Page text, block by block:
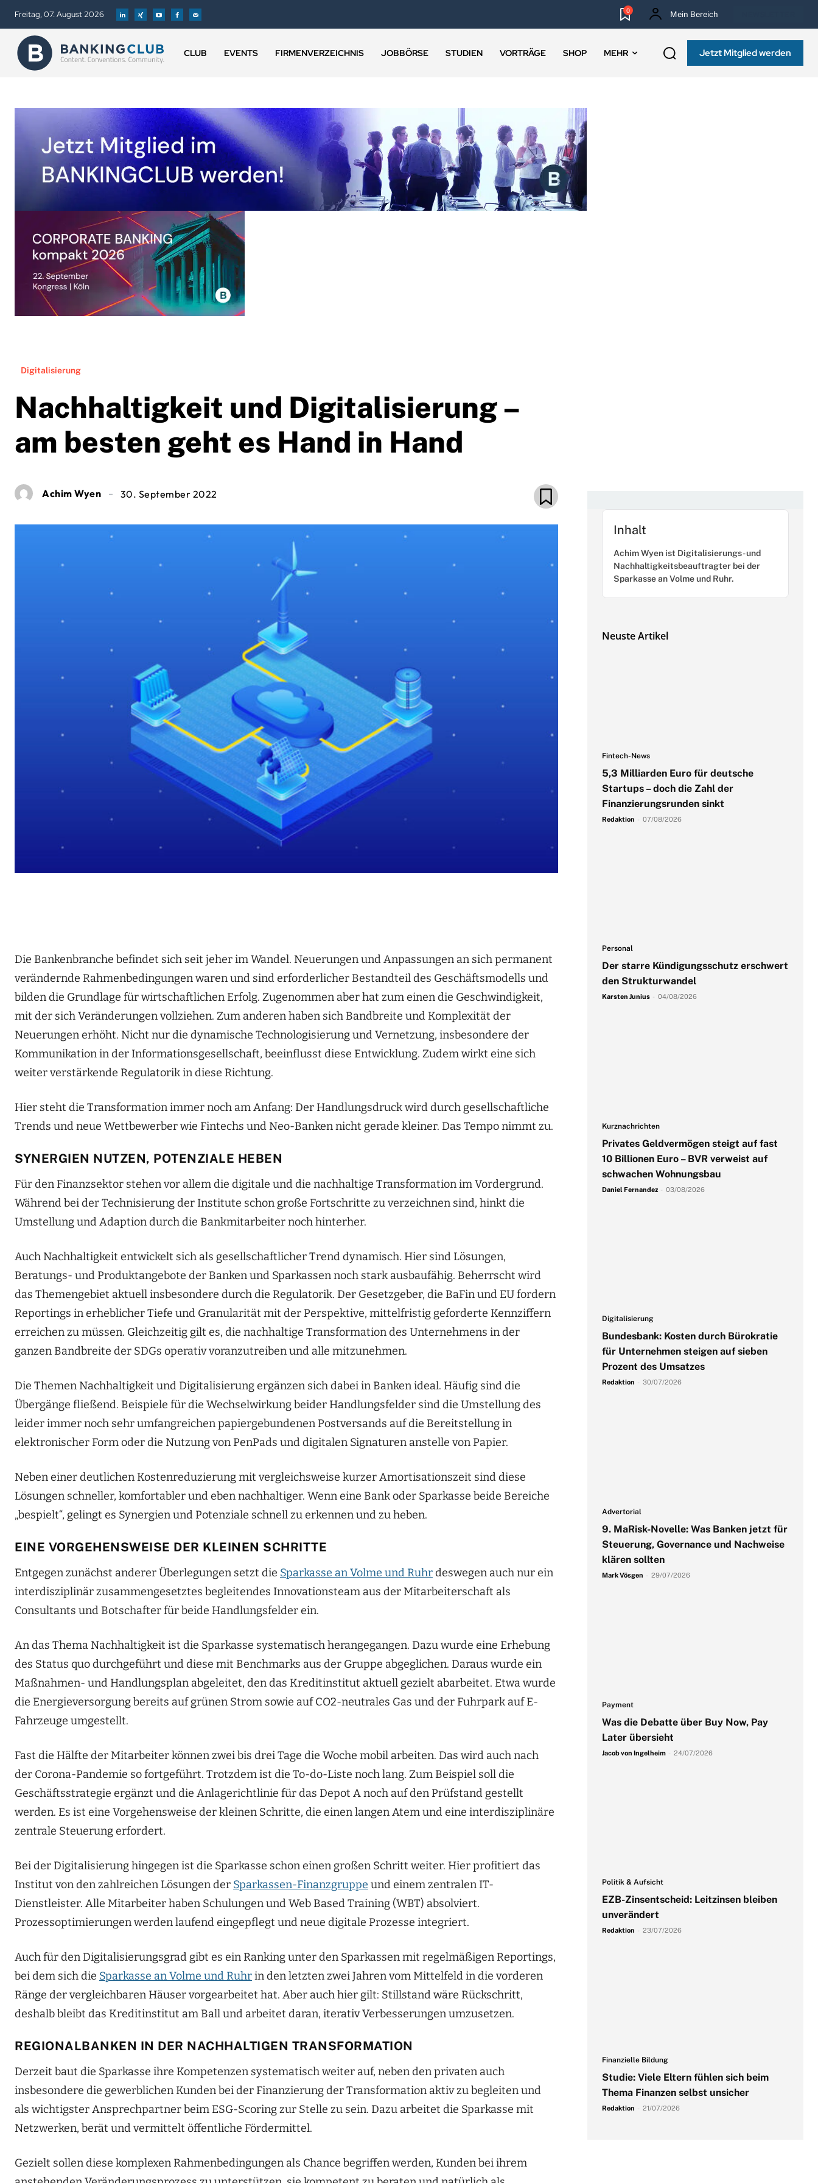
Freitag, 07. August 2026 0 Mein Bereich
CLUB EVENTS FIRMENVERZEICHNIS JOBBÖRSE STUDIEN VORTRÄGE SHOP MEHR Jetzt Mitglied werden
Digitalisierung
Nachhaltigkeit und Digitalisierung –
am besten geht es Hand in Hand
Achim Wyen 30. September 2022
Die Bankenbranche befindet sich seit jeher im Wandel. Neuerungen und Anpassungen an sich permanent
verändernde Rahmenbedingungen waren und sind erforderlicher Bestandteil des Geschäftsmodells und
bilden die Grundlage für wirtschaftlichen Erfolg. Zugenommen aber hat zum einen die Geschwindigkeit,
mit der sich Veränderungen vollziehen. Zum anderen haben sich Bandbreite und Komplexität der
Neuerungen erhöht. Nicht nur die dynamische Technologisierung und Vernetzung, insbesondere der
Kommunikation in der Informationsgesellschaft, beeinflusst diese Entwicklung. Zudem wirkt eine sich
weiter verstärkende Regulatorik in diese Richtung.
Hier steht die Transformation immer noch am Anfang: Der Handlungsdruck wird durch gesellschaftliche
Trends und neue Wettbewerber wie Fintechs und Neo-Banken nicht gerade kleiner. Das Tempo nimmt zu.
SYNERGIEN NUTZEN, POTENZIALE HEBEN
Für den Finanzsektor stehen vor allem die digitale und die nachhaltige Transformation im Vordergrund.
Während bei der Technisierung der Institute schon große Fortschritte zu verzeichnen sind, hinkt die
Umstellung und Adaption durch die Bankmitarbeiter noch hinterher.
Auch Nachhaltigkeit entwickelt sich als gesellschaftlicher Trend dynamisch. Hier sind Lösungen,
Beratungs- und Produktangebote der Banken und Sparkassen noch stark ausbaufähig. Beherrscht wird
das Themengebiet aktuell insbesondere durch die Regulatorik. Der Gesetzgeber, die BaFin und EU fordern
Reportings in erheblicher Tiefe und Granularität mit der Perspektive, mittelfristig geforderte Kennziffern
erreichen zu müssen. Gleichzeitig gilt es, die nachhaltige Transformation des Unternehmens in der
ganzen Bandbreite der SDGs operativ voranzutreiben und alle mitzunehmen.
Die Themen Nachhaltigkeit und Digitalisierung ergänzen sich dabei in Banken ideal. Häufig sind die
Übergänge fließend. Beispiele für die Wechselwirkung beider Handlungsfelder sind die Umstellung des
leider immer noch sehr umfangreichen papiergebundenen Postversands auf die Bereitstellung in
elektronischer Form oder die Nutzung von PenPads und digitalen Signaturen anstelle von Papier.
Neben einer deutlichen Kostenreduzierung mit vergleichsweise kurzer Amortisationszeit sind diese
Lösungen schneller, komfortabler und eben nachhaltiger. Wenn eine Bank oder Sparkasse beide Bereiche
„bespielt“, gelingt es Synergien und Potenziale schnell zu erkennen und zu heben.
EINE VORGEHENSWEISE DER KLEINEN SCHRITTE
Entgegen zunächst anderer Überlegungen setzt die Sparkasse an Volme und Ruhrdeswegen auch nur ein
interdisziplinär zusammengesetztes begleitendes Innovationsteam aus der Mitarbeiterschaft als
Consultants und Botschafter für beide Handlungsfelder ein.
An das Thema Nachhaltigkeit ist die Sparkasse systematisch herangegangen. Dazu wurde eine Erhebung
des Status quo durchgeführt und diese mit Benchmarks aus der Gruppe abgeglichen. Daraus wurde ein
Maßnahmen- und Handlungsplan abgeleitet, den das Kreditinstitut aktuell gezielt abarbeitet. Etwa wurde
die Energieversorgung bereits auf grünen Strom sowie auf CO2-neutrales Gas und der Fuhrpark auf E-
Fahrzeuge umgestellt.
Fast die Hälfte der Mitarbeiter können zwei bis drei Tage die Woche mobil arbeiten. Das wird auch nach
der Corona-Pandemie so fortgeführt. Trotzdem ist die To-do-Liste noch lang. Zum Beispiel soll die
Geschäftsstrategie ergänzt und die Anlagerichtlinie für das Depot A noch auf den Prüfstand gestellt
werden. Es ist eine Vorgehensweise der kleinen Schritte, die einen langen Atem und eine interdisziplinäre
zentrale Steuerung erfordert.
Bei der Digitalisierung hingegen ist die Sparkasse schon einen großen Schritt weiter. Hier profitiert das
Institut von den zahlreichen Lösungen der Sparkassen-Finanzgruppe und einem zentralen IT-
Dienstleister. Alle Mitarbeiter haben Schulungen und Web Based Training (WBT) absolviert.
Prozessoptimierungen werden laufend eingepflegt und neue digitale Prozesse integriert.
Auch für den Digitalisierungsgrad gibt es ein Ranking unter den Sparkassen mit regelmäßigen Reportings,
bei dem sich die Sparkasse an Volme und Ruhrin den letzten zwei Jahren vom Mittelfeld in die vorderen
Ränge der vergleichbaren Häuser vorgearbeitet hat. Aber auch hier gilt: Stillstand wäre Rückschritt,
deshalb bleibt das Kreditinstitut am Ball und arbeitet daran, iterativ Verbesserungen umzusetzen.
REGIONALBANKEN IN DER NACHHALTIGEN TRANSFORMATION
Derzeit baut die Sparkasse ihre Kompetenzen systematisch weiter auf, neben den privaten auch
insbesondere die gewerblichen Kunden bei der Finanzierung der Transformation aktiv zu begleiten und
als wichtigster Ansprechpartner beim ESG-Scoring zur Stelle zu sein. Dazu arbeitet die Sparkasse mit
Netzwerken, berät und vermittelt öffentliche Fördermittel.
Gezielt sollen diese komplexen Rahmenbedingungen als Chance begriffen werden, Kunden bei ihrem
Inhalt
Achim Wyen ist Digitalisierungs- und
Nachhaltigkeitsbeauftragter bei der
Sparkasse an Volme und Ruhr.
Neuste Artikel
Fintech-News
5,3 Milliarden Euro für deutsche
Startups – doch die Zahl der
Finanzierungsrunden sinkt
Redaktion 07/08/2026
Personal
Der starre Kündigungsschutz erschwert
den Strukturwandel
Karsten Junius 04/08/2026
Kurznachrichten
Privates Geldvermögen steigt auf fast
10 Billionen Euro – BVR verweist auf
schwachen Wohnungsbau
Daniel Fernandez 03/08/2026
Digitalisierung
Bundesbank: Kosten durch Bürokratie
für Unternehmen steigen auf sieben
Prozent des Umsatzes
Redaktion 30/07/2026
Advertorial
9. MaRisk-Novelle: Was Banken jetzt für
Steuerung, Governance und Nachweise
klären sollten
Mark Vösgen 29/07/2026
Payment
Was die Debatte über Buy Now, Pay
Later übersieht
Jacob von Ingelheim 24/07/2026
Politik & Aufsicht
EZB-Zinsentscheid: Leitzinsen bleiben
unverändert
Redaktion 23/07/2026
Finanzielle Bildung
Studie: Viele Eltern fühlen sich beim
Thema Finanzen selbst unsicher
Redaktion 21/07/2026